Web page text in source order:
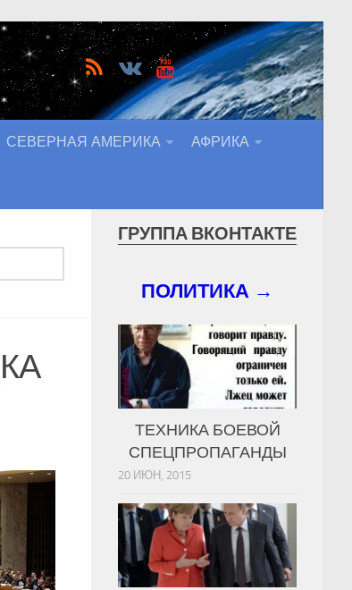
СЕВЕРНАЯ АМЕРИКА АФРИКА
ГРУППА ВКОНТАКТЕ
ПОЛИТИКА →
ТЕХНИКА БОЕВОЙ
СПЕЦПРОПАГАНДЫ
20 ИЮН, 2015